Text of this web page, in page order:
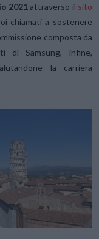
2021 attraverso il sito
chiamati a sostenere
composta da
di Samsung, infine,
la carriera